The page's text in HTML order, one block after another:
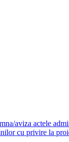
aviza actele
cu privire la